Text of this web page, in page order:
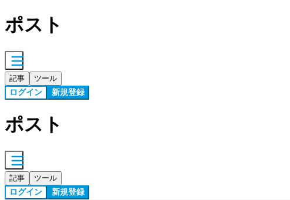
ポスト
記事 ツール
ログイン 新規登録
ポスト
記事 ツール
ログイン 新規登録